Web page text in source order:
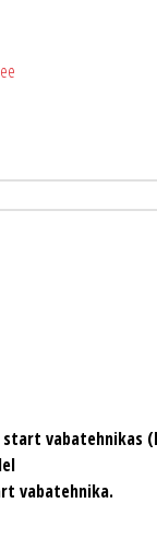
vabatehnikas
vabatehnika.